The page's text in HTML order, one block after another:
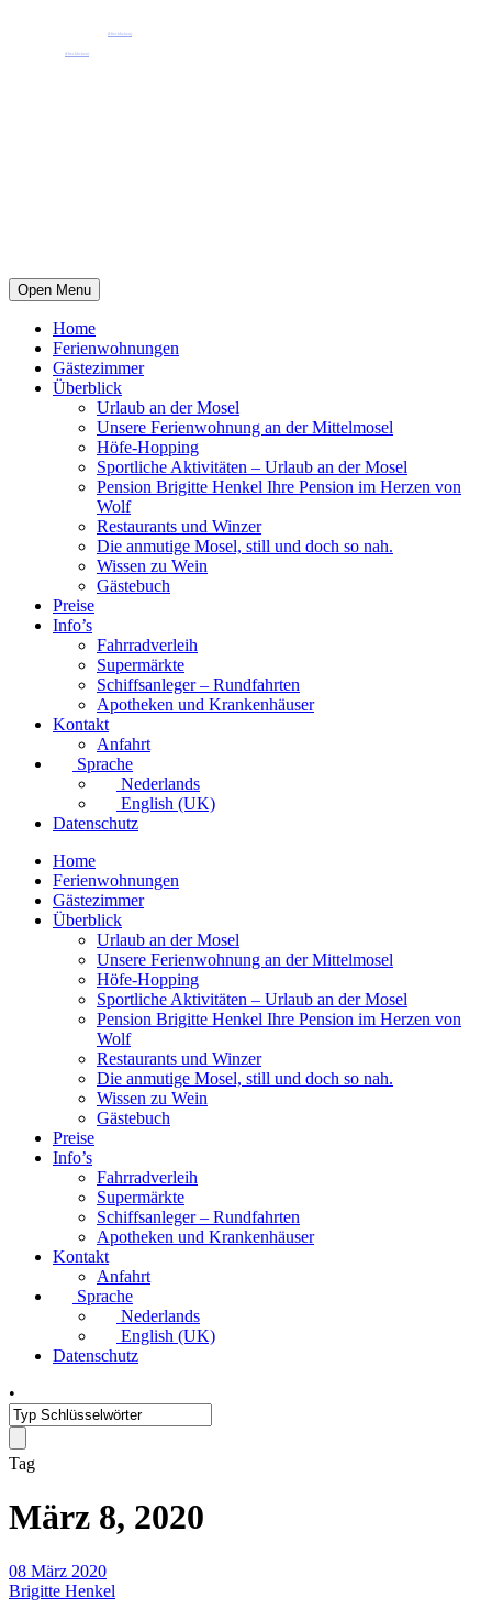
(Hier klicken)
(Hier klicken)
Open Menu
Home
Ferienwohnungen
Gästezimmer
Überblick
Urlaub an der Mosel
Unsere Ferienwohnung an der Mittelmosel
Höfe-Hopping
Sportliche Aktivitäten – Urlaub an der Mosel
Pension Brigitte Henkel Ihre Pension im Herzen von
Wolf
Restaurants und Winzer
Die anmutige Mosel, still und doch so nah.
Wissen zu Wein
Gästebuch
Preise
Info’s
Fahrradverleih
Supermärkte
Schiffsanleger – Rundfahrten
Apotheken und Krankenhäuser
Kontakt
Anfahrt
Sprache
Nederlands
English (UK)
Datenschutz
Home
Ferienwohnungen
Gästezimmer
Überblick
Urlaub an der Mosel
Unsere Ferienwohnung an der Mittelmosel
Höfe-Hopping
Sportliche Aktivitäten – Urlaub an der Mosel
Pension Brigitte Henkel Ihre Pension im Herzen von
Wolf
Restaurants und Winzer
Die anmutige Mosel, still und doch so nah.
Wissen zu Wein
Gästebuch
Preise
Info’s
Fahrradverleih
Supermärkte
Schiffsanleger – Rundfahrten
Apotheken und Krankenhäuser
Kontakt
Anfahrt
Sprache
Nederlands
English (UK)
Datenschutz
•
Tag
März 8, 2020
08 März 2020
Brigitte Henkel